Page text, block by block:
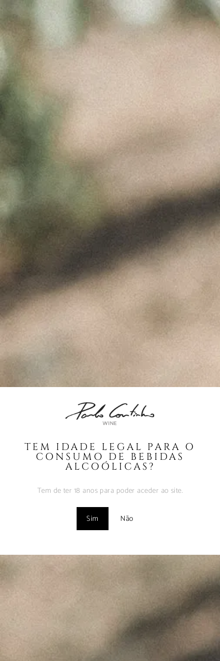
TEM IDADE LEGAL PARA O
CONSUMO DE BEBIDAS
ALCOÓLICAS?
Tem de ter 18 anos para poder aceder ao site.
Sim Não
CUSTOM
ICON
Março 17, 2017
Custom Icon
ÚLTIMAS NOTÍCIAS
A Perfeita Imperfeição
dos Vinhos de Paulo
Coutinho – Fev2025
FONTE – Nov2024
Fevereiro 9, 2025
MUST – VINHA do
Fevereiro 9, 2025
Vinhos com Assinatura
Maio 1, 2024
"Wine is not made for winemakers and
their friends alone, but I wish I will always
have plenty of them to share it with."